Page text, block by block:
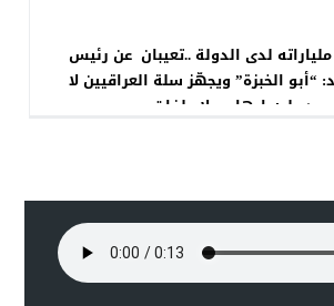
لدى الدولة ..تعيبان عن رئيس
“أبو الخبزة” ويجهّز سلة العراقيين لا
يوجد عليه إرهاب ولا ملفات